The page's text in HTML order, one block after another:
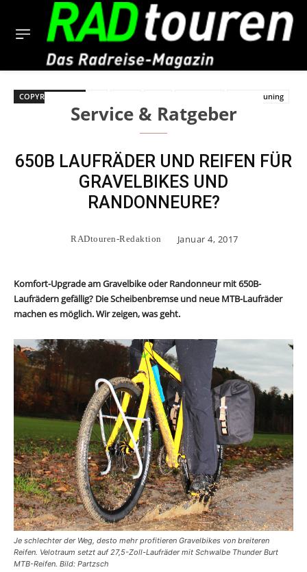
COPYRIGHT BILD Laufradtuning
Service & Ratgeber
650B LAUFRÄDER UND REIFEN FÜR
GRAVELBIKES UND
RANDONNEURE?
RADtouren-Redaktion Januar 4, 2017
Komfort-Upgrade am Gravelbike oder Randonneur mit 650B-
Laufrädern gefällig? Die Scheibenbremse und neue MTB-Laufräder
machen es möglich. Wir zeigen, was geht.
Je schlechter der Weg, desto mehr profitieren Gravelbikes von breiteren
Reifen. Velotraum setzt auf 27,5-Zoll-Laufräder mit Schwalbe Thunder Burt
MTB-Reifen. Bild: Partzsch